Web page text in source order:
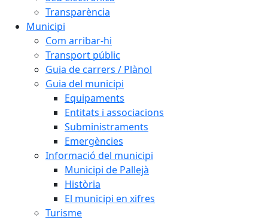
Transparència
Municipi
Com arribar-hi
Transport públic
Guia de carrers / Plànol
Guia del municipi
Equipaments
Entitats i associacions
Subministraments
Emergències
Informació del municipi
Municipi de Pallejà
Història
El municipi en xifres
Turisme